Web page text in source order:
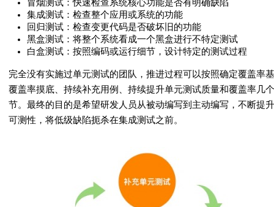
冒烟测试：快速检查系统核心功能是否有明确缺陷
集成测试：检查整个应用或系统的功能
回归测试：检查变更代码是否破坏旧的功能
黑盒测试：将整个系统看成一个黑盒进行不特定测试
白盒测试：按照编码或运行细节，设计特定的测试过程
完全没有实施过单元测试的团队，推进过程可以按照确定覆盖率
覆盖率摸底、持续补充用例、持续提升单元测试质量和覆盖率几
节。最终的目的是希望研发人员从被动编写到主动编写，不断提
可测性，将低级缺陷扼杀在集成测试之前。